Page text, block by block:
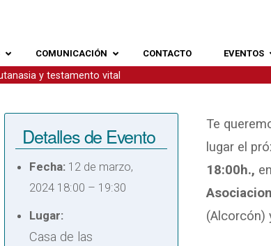
COMUNICACIÓN CONTACTO EVENTOS
y testamento vital
Detalles de Evento
Fecha: 12 de marzo,
2024 18:00 – 19:30
Lugar:
Casa de las
Te
lugar el
18:00h.,
(Alcorcón)